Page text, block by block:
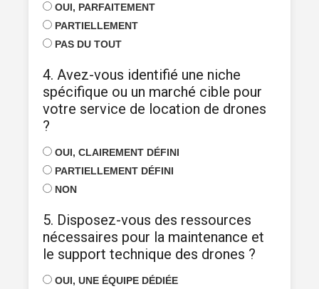
OUI, PARFAITEMENT
PARTIELLEMENT
PAS DU TOUT
4. Avez-vous identifié une niche
spécifique ou un marché cible pour
votre service de location de drones
?
OUI, CLAIREMENT DÉFINI
PARTIELLEMENT DÉFINI
NON
5. Disposez-vous des ressources
nécessaires pour la maintenance et
le support technique des drones ?
OUI, UNE ÉQUIPE DÉDIÉE